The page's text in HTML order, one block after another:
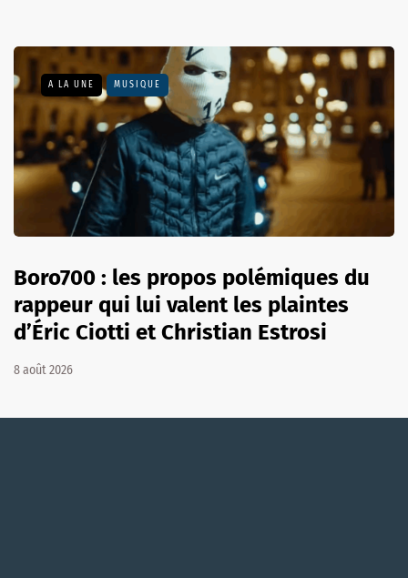
A LA UNE MUSIQUE
Boro700 : les propos polémiques du
rappeur qui lui valent les plaintes
d’Éric Ciotti et Christian Estrosi
8 août 2026